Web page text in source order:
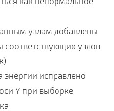
узлам добавлены
соответствующих узлов
энергии исправлено
Y при выборке